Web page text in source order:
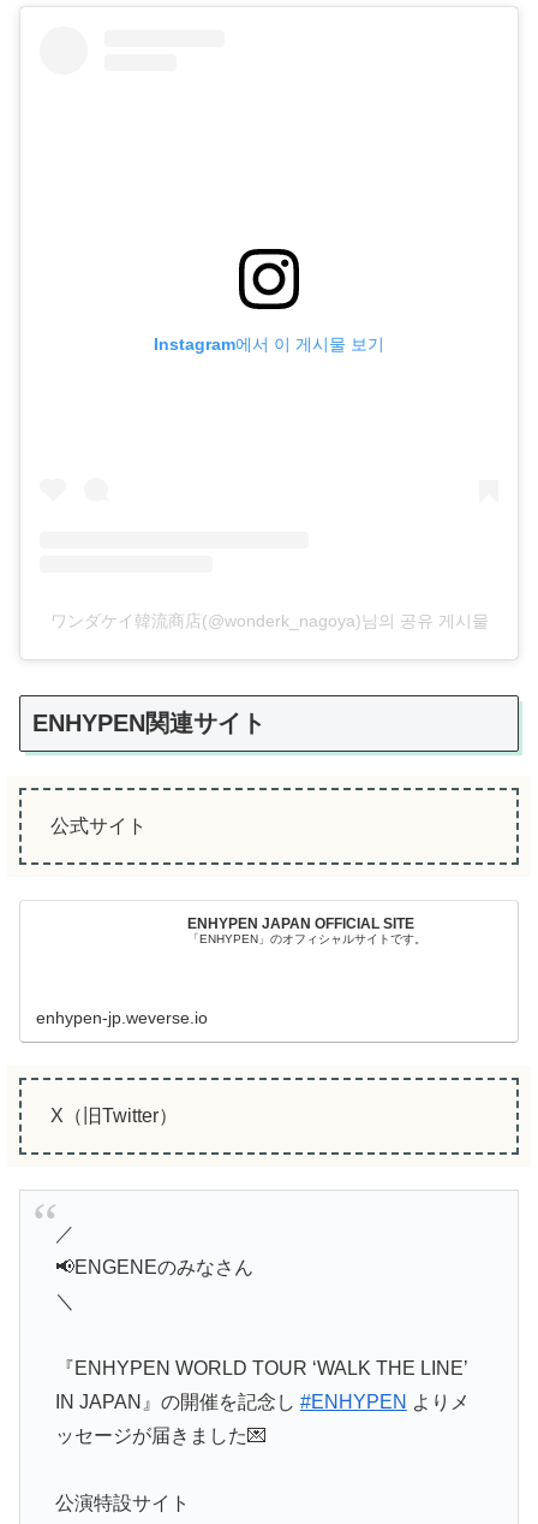
Instagram에서 이 게시물 보기
ワンダケイ韓流商店(@wonderk_nagoya)님의 공유 게시물
ENHYPEN関連サイト
公式サイト
ENHYPEN JAPAN OFFICIAL SITE
「ENHYPEN」のオフィシャルサイトです。
enhypen-jp.weverse.io
X（旧Twitter）
／
📢ENGENEのみなさん
＼
『ENHYPEN WORLD TOUR ‘WALK THE LINE’
IN JAPAN』の開催を記念し #ENHYPEN よりメ
ッセージが届きました💌
公演特設サイト